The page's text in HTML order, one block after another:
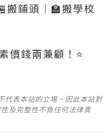
搬鋪頭｜🏫搬學校
價錢兩兼顧！⭐️
代表本站的立場。因此本站對
及完整性不負任何法律責